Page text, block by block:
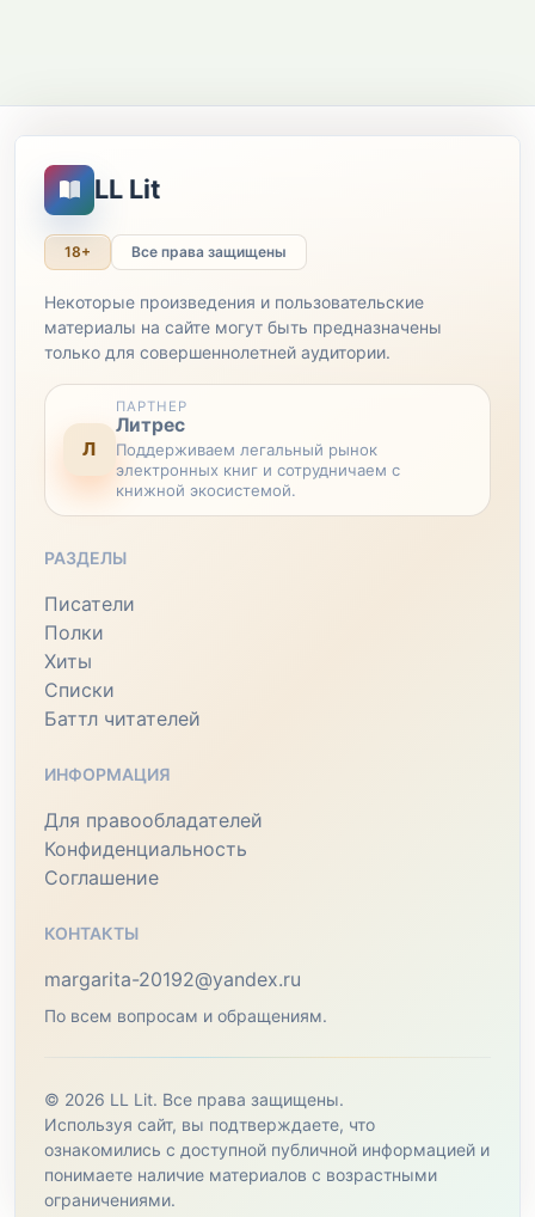
LL Lit
18+ Все права защищены
Некоторые произведения и пользовательские
материалы на сайте могут быть предназначены
только для совершеннолетней аудитории.
Л
ПАРТНЕР
Литрес
Поддерживаем легальный рынок
электронных книг и сотрудничаем с
книжной экосистемой.
РАЗДЕЛЫ
Писатели
Полки
Хиты
Списки
Баттл читателей
ИНФОРМАЦИЯ
Для правообладателей
Конфиденциальность
Соглашение
КОНТАКТЫ
margarita-20192@yandex.ru
По всем вопросам и обращениям.
© 2026 LL Lit. Все права защищены.
Используя сайт, вы подтверждаете, что
ознакомились с доступной публичной информацией и
понимаете наличие материалов с возрастными
ограничениями.